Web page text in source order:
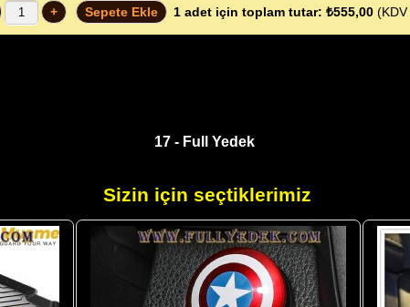
+ Sepete Ekle 1adet için toplam tutar: ₺555,00(KDV
17 - Full Yedek
Sizin için seçtiklerimiz